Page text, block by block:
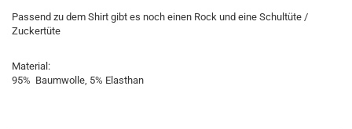
Passend zu dem Shirt gibt es noch einen Rock und eine Schultüte /
Zuckertüte
Material:
95% Baumwolle, 5% Elasthan